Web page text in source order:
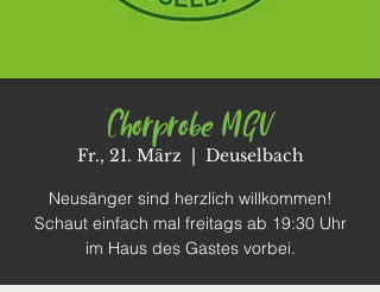
Chorprobe MGV
Fr., 21. März
  |
Deuselbach
Neusänger sind herzlich willkommen!
Schaut einfach mal freitags ab 19:30 Uhr
im Haus des Gastes vorbei.